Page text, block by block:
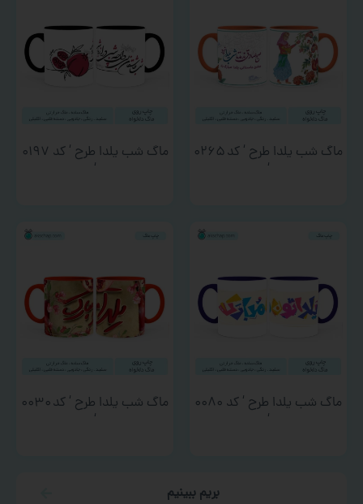
ماگ شب یلدا طرح ‘ کد ۰۲۶۵
‘
ماگ شب یلدا طرح ‘ کد ۰۱۹۷
‘
ماگ شب یلدا طرح ‘ کد ۰۰۸۰
‘
ماگ شب یلدا طرح ‘ کد ۰۰۳۰
‘
بریم ببینیم